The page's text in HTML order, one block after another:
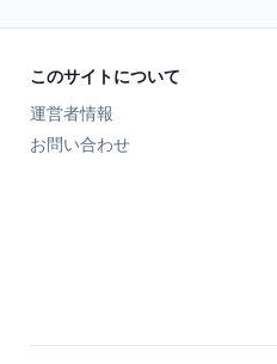
このサイトについて
運営者情報
お問い合わせ